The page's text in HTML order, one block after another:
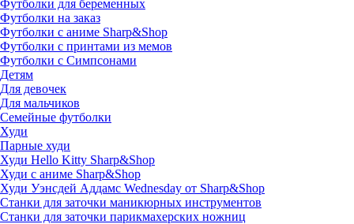
Футболки для беременных
Футболки на заказ
Футболки с аниме Sharp&Shop
Футболки с принтами из мемов
Футболки с Симпсонами
Детям
Для девочек
Для мальчиков
Семейные футболки
Худи
Парные худи
Худи Hello Kitty Sharp&Shop
Худи с аниме Sharp&Shop
Худи Уэнсдей Аддамс Wednesday от Sharp&Shop
Станки для заточки маникюрных инструментов
Станки для заточки парикмахерских ножниц